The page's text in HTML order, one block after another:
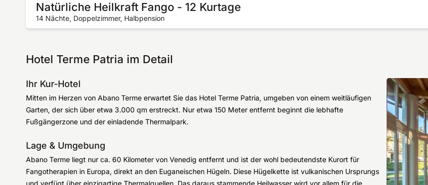
Natürliche Heilkraft Fango - 12 Kurtage
14 Nächte, Doppelzimmer, Halbpension
Hotel Terme Patria im Detail
Ihr Kur-Hotel
Mitten im Herzen von Abano Terme erwartet Sie das Hotel Terme Patria, umgeben von einem weitläufigen
Garten, der sich über etwa 3.000 qm erstreckt. Nur etwa 150 Meter entfernt beginnt die lebhafte
Fußgängerzone und der einladende Thermalpark.
Lage & Umgebung
Abano Terme liegt nur ca. 60 Kilometer von Venedig entfernt und ist der wohl bedeutendste Kurort für
Fangotherapien in Europa, direkt an den Euganeischen Hügeln. Diese Hügelkette ist vulkanischen Ursprungs
und verfügt über einzigartige Thermalquellen. Das daraus stammende Heilwasser wird vor allem für die